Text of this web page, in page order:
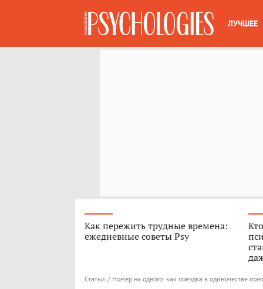
ЛУЧШЕЕ
Как пережить трудные времена:
ежедневные советы Psy
Статьи / Номер на одного: как поездка в одиночестве